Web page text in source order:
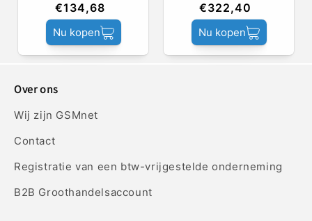
€134,68
Nu kopen
€322,40
Nu kopen
Over ons
Wij zijn GSMnet
Contact
Registratie van een btw-vrijgestelde onderneming
B2B Groothandelsaccount